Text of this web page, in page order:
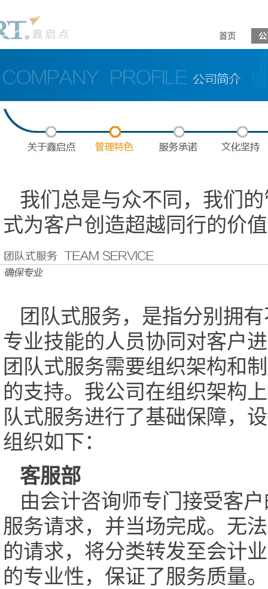
首页
我们总是与众不同，我们
式为客户创造超越同行的价
团队式服务，是指分别拥
专业技能的人员协同对客户
团队式服务需要组织架构和
的支持。我公司在组织架构
队式服务进行了基础保障，
组织如下：
客服部
由会计咨询师专门接受客
服务请求，并当场完成。无
的请求，将分类转发至会计
的专业性，保证了服务质量。